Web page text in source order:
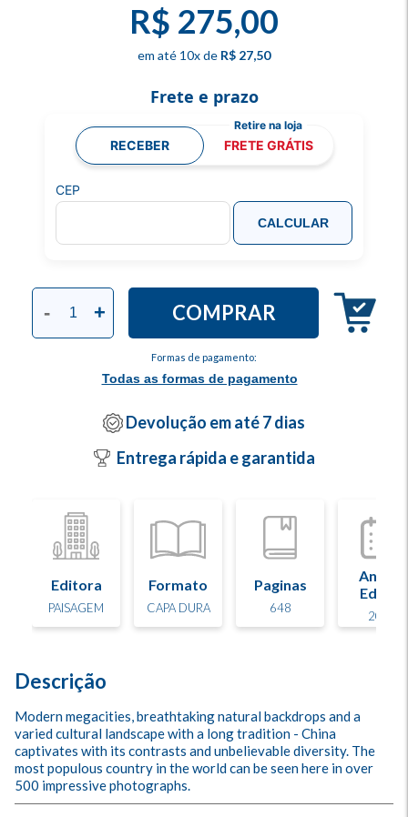
R$ 275,00
10x R$ 27,50
Formas de pagamento:
Todas as formas de pagamento
- + COMPRAR
Frete e prazo
RECEBER FRETE GRÁTIS
CEP
CALCULAR
Devolução em até 7 dias
Entrega rápida e garantida
Editora
PAISAGEM
Formato
CAPA DURA
Paginas
648
Ano de
Edição
2020
Descrição
Modern megacities, breathtaking natural backdrops and a
varied cultural landscape with a long tradition - China
captivates with its contrasts and unbelievable diversity. The
most populous country in the world can be seen here in over
500 impressive photographs.